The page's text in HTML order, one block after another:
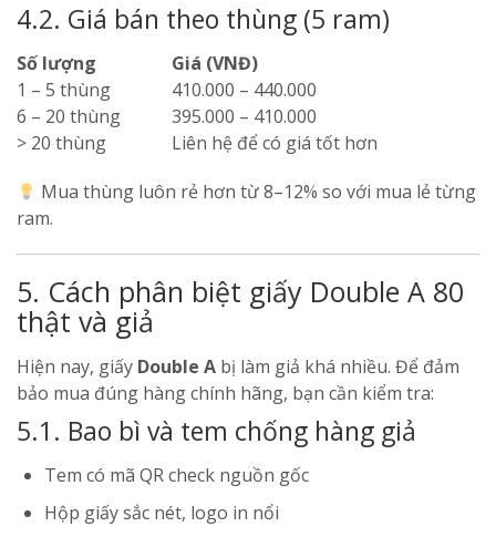
4.2. Giá bán theo thùng (5 ram)
Số lượng
Giá (VNĐ)
1 – 5 thùng
410.000 – 440.000
6 – 20 thùng
395.000 – 410.000
> 20 thùng
Liên hệ để có giá tốt hơn
Mua thùng luôn rẻ hơn từ 8–12% so với mua lẻ từng
ram.
5. Cách phân biệt giấy Double A 80
thật và giả
Hiện nay, giấy Double A bị làm giả khá nhiều. Để đảm
bảo mua đúng hàng chính hãng, bạn cần kiểm tra:
5.1. Bao bì và tem chống hàng giả
Tem có mã QR check nguồn gốc
Hộp giấy sắc nét, logo in nổi